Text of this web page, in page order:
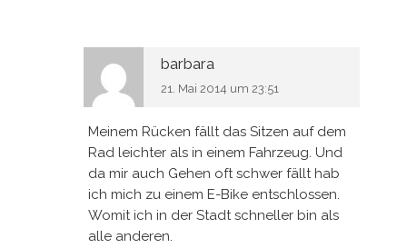
barbara
21. Mai 2014 um 23:51
Meinem Rücken fällt das Sitzen auf dem
Rad leichter als in einem Fahrzeug. Und
da mir auch Gehen oft schwer fällt hab
ich mich zu einem E-Bike entschlossen.
Womit ich in der Stadt schneller bin als
alle anderen.